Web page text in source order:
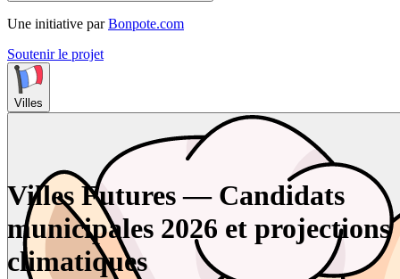
Une initiative par Bonpote.com
Soutenir le projet
Villes
Villes Futures — Candidats
municipales 2026 et projections
climatiques